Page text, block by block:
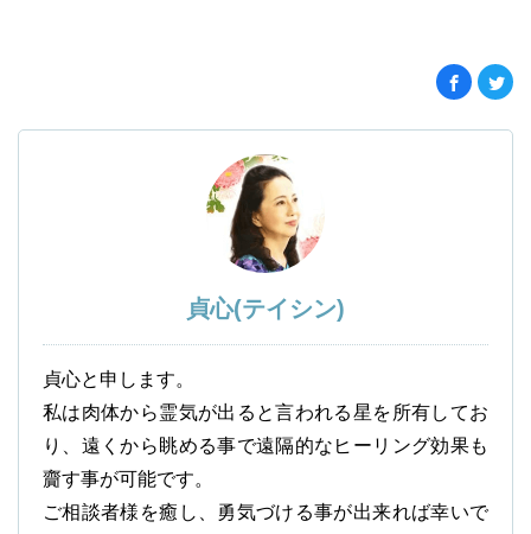
貞心(テイシン)
貞心と申します。
私は肉体から霊気が出ると言われる星を所有してお
り、遠くから眺める事で遠隔的なヒーリング効果も
齎す事が可能です。
ご相談者様を癒し、勇気づける事が出来れば幸いで